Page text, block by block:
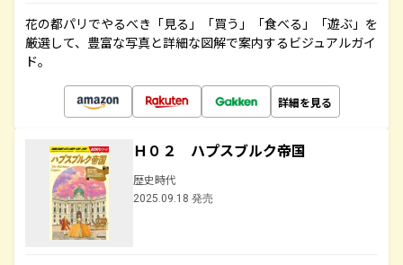
花の都パリでやるべき「見る」「買う」「食べる」「遊ぶ」を
厳選して、豊富な写真と詳細な図解で案内するビジュアルガイ
ド。
詳細を見る
Ｈ０２ ハプスブルク帝国
歴史時代
2025.09.18 発売